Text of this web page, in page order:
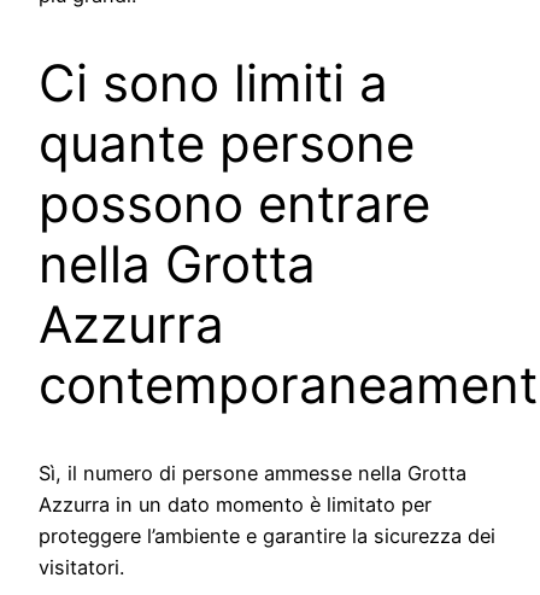
Ci sono limiti a
quante persone
possono entrare
nella Grotta
Azzurra
Sì, il numero di persone ammesse nella Grotta
Azzurra in un dato momento è limitato per
proteggere l’ambiente e garantire la sicurezza dei
visitatori.